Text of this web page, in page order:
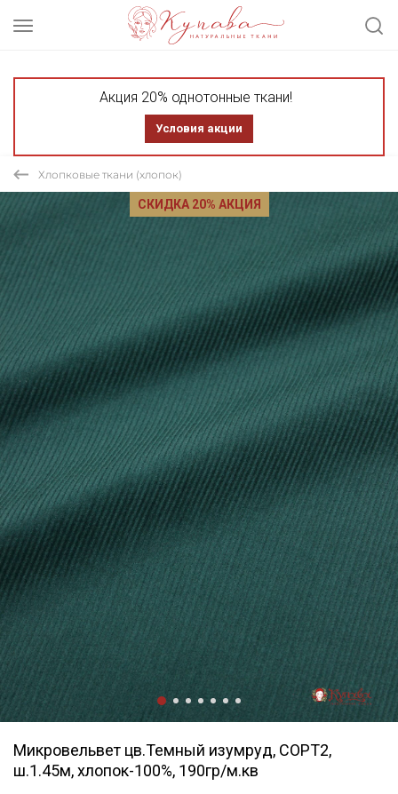
Акция 20% однотонные ткани!
Условия акции
Хлопковые ткани (хлопок)
СКИДКА 20% АКЦИЯ
Микровельвет цв.Темный изумруд, СОРТ2,
ш.1.45м, хлопок-100%, 190гр/м.кв